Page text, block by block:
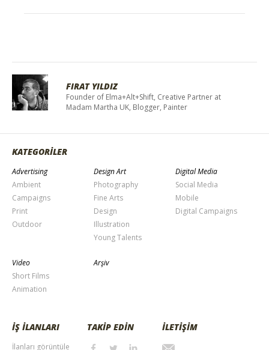
FIRAT YILDIZ
Founder of Elma+Alt+Shift, Creative Partner at
Madam Martha UK, Blogger, Painter
KATEGORİLER
Advertising
Ambient
Campaigns
Print
Outdoor
Design Art
Photography
Fine Arts
Design
Illustration
Young Talents
Digital Media
Social Media
Mobile
Digital Campaigns
Video
Short Films
Animation
Arşiv
İŞ İLANLARI
İlanları görüntüle
TAKİP EDİN İLETİŞİM